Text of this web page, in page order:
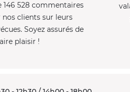
146 528 commentaires
nos clients sur leurs
Soyez assurés de
plaisir !